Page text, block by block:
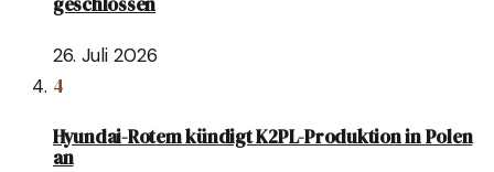
26. Juli 2026
4
Hyundai-Rotem kündigt K2PL-Produktion in Polen
an